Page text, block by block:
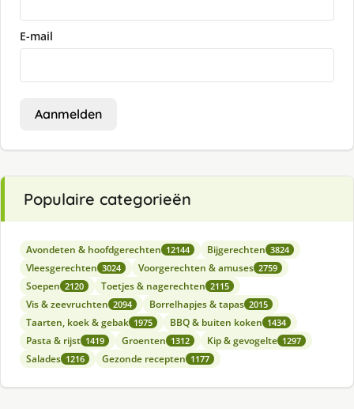
E-mail
Aanmelden
Populaire categorieën
Avondeten & hoofdgerechten 12144 Bijgerechten 3824
Vleesgerechten 3024 Voorgerechten & amuses 2759
Soepen 2120 Toetjes & nagerechten 2115
Vis & zeevruchten 2094 Borrelhapjes & tapas 2015
Taarten, koek & gebak 1975 BBQ & buiten koken 1434
Pasta & rijst 1419 Groenten 1312 Kip & gevogelte 1297
Salades 1216 Gezonde recepten 1177